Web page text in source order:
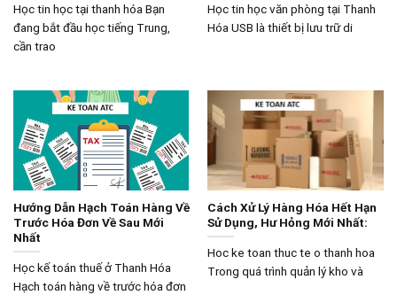
Học tin học tại thanh hóa Bạn
đang bắt đầu học tiếng Trung,
cần trao
Học tin học văn phòng tại Thanh
Hóa USB là thiết bị lưu trữ di
Hướng Dẫn Hạch Toán Hàng Về
Trước Hóa Đơn Về Sau Mới
Nhất
Học kế toán thuế ở Thanh Hóa
Hạch toán hàng về trước hóa đơn
Cách Xử Lý Hàng Hóa Hết Hạn
Sử Dụng, Hư Hỏng Mới Nhất:
Hoc ke toan thuc te o thanh hoa
Trong quá trình quản lý kho và